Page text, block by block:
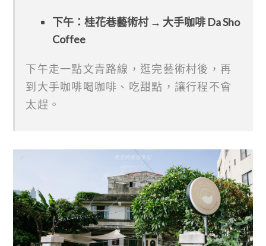
下午：桂花巷藝術村 → 大手咖啡 Da Sho
Coffee
下午走一點文青路線，逛完藝術村後，再
到大手咖啡喝咖啡、吃甜點，讓行程不會
太趕。